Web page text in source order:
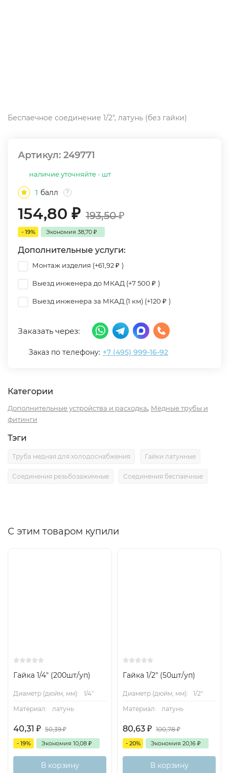
Беспаечное соединение 1/2", латунь (без гайки)
Артикул: 249771
наличие уточняйте - шт
1 балл ?
154,80 ₽ 193,50₽
- 19% Экономия 38,70 ₽
Дополнительные услуги:
Монтаж изделия (+61,92₽ )
Выезд инженера до МКАД (+7 500 ₽ )
Выезд инженера за МКАД (1 км) (+120 ₽ )
Заказать через:
Заказ по телефону: +7 (495) 999-16-92
Категории
Дополнительные устройства и расходка, Медные трубы и
фитинги
Тэги
Труба медная для холодоснабжения Гайки латунные
Соединения резьбозажимные Соединения беспаечные
С этим товаром купили
Гайка 1/4" (200шт/уп)
Диаметр (дюйм, мм):
1/4"
Материал:
латунь
40,31 ₽ 50,39₽
- 19% Экономия 10,08 ₽
В корзину
Гайка 1/2" (50шт/уп)
Диаметр (дюйм, мм):
1/2"
Материал:
латунь
80,63 ₽ 100,78₽
- 20% Экономия 20,16 ₽
В корзину